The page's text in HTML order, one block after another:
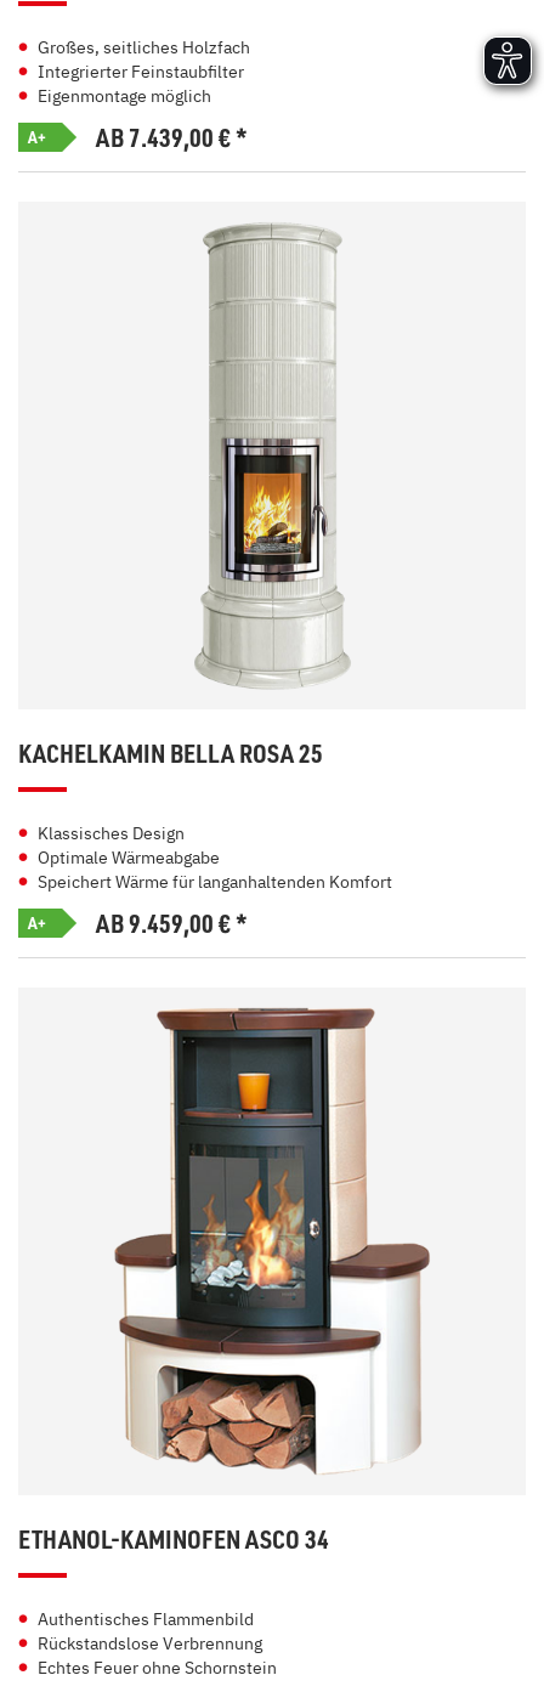
Großes, seitliches Holzfach
Integrierter Feinstaubfilter
Eigenmontage möglich
A+ AB 7.439,00€*
KACHELKAMIN BELLA ROSA 25
Klassisches Design
Optimale Wärmeabgabe
Speichert Wärme für langanhaltenden Komfort
A+ AB 9.459,00€*
ETHANOL-KAMINOFEN ASCO 34
Authentisches Flammenbild
Rückstandslose Verbrennung
Echtes Feuer ohne Schornstein